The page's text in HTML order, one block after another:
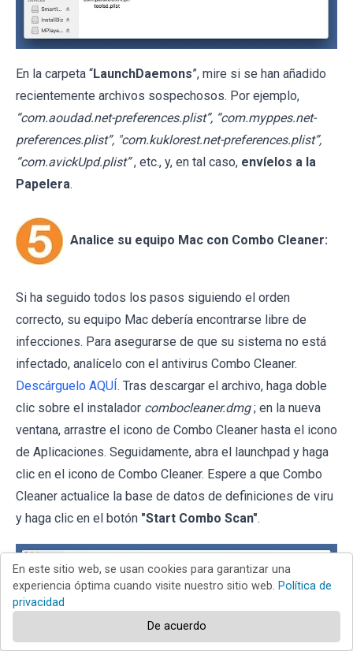
En la carpeta “LaunchDaemons”, mire si se han añadido
recientemente archivos sospechosos. Por ejemplo,
“com.aoudad.net-preferences.plist”, “com.myppes.net-
preferences.plist”, "com.kuklorest.net-preferences.plist”,
“com.avickUpd.plist” , etc., y, en tal caso, envíelos a la
Papelera.
Analice su equipo Mac con Combo Cleaner:
Si ha seguido todos los pasos siguiendo el orden
correcto, su equipo Mac debería encontrarse libre de
infecciones. Para asegurarse de que su sistema no está
infectado, analícelo con el antivirus Combo Cleaner.
Descárguelo AQUÍ. Tras descargar el archivo, haga doble
clic sobre el instalador combocleaner.dmg ; en la nueva
ventana, arrastre el icono de Combo Cleaner hasta el icono
de Aplicaciones. Seguidamente, abra el launchpad y haga
clic en el icono de Combo Cleaner. Espere a que Combo
Cleaner actualice la base de datos de definiciones de viru
y haga clic en el botón "Start Combo Scan".
En este sitio web, se usan cookies para garantizar una
experiencia óptima cuando visite nuestro sitio web. Política de
privacidad
De acuerdo